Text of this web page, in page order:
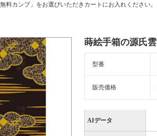
カンプ」をお選びいただきカートにお入れください。
蒔絵手箱の源氏雲
型番
販売価格
AIデータ